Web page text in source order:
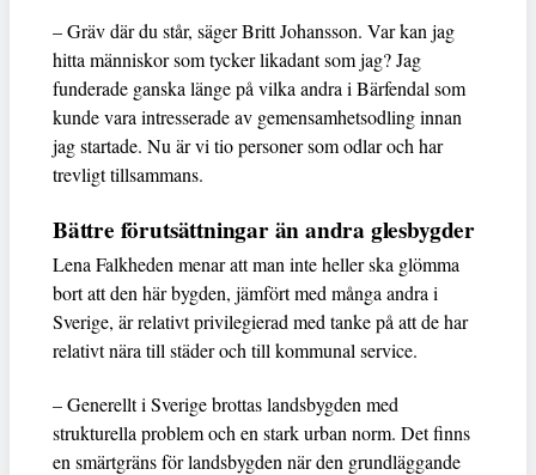
– Gräv där du står, säger Britt Johansson. Var kan jag
hitta människor som tycker likadant som jag? Jag
funderade ganska länge på vilka andra i Bärfendal som
kunde vara intresserade av gemensamhetsodling innan
jag startade. Nu är vi tio personer som odlar och har
trevligt tillsammans.
Bättre förutsättningar än andra glesbygder
Lena Falkheden menar att man inte heller ska glömma
bort att den här bygden, jämfört med många andra i
Sverige, är relativt privilegierad med tanke på att de har
relativt nära till städer och till kommunal service.
– Generellt i Sverige brottas landsbygden med
strukturella problem och en stark urban norm. Det finns
en smärtgräns för landsbygden när den grundläggande